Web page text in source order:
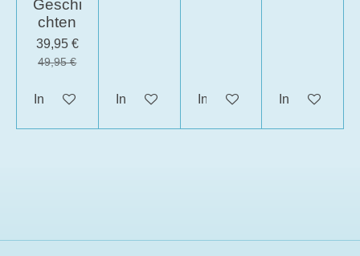
Geschi
chten
39,95 €
49,95 €
In den WarenkorbIn den WarenkorbIn den WarenkorbIn den